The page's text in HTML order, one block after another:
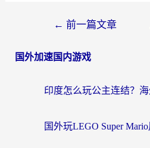
导
← 前一篇文章
国外加速国内游戏